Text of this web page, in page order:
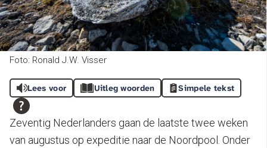
Foto: Ronald J.W. Visser
Lees voor Uitleg woorden Simpele tekst
Zeventig Nederlanders gaan de laatste twee weken
van augustus op expeditie naar de Noordpool. Onder